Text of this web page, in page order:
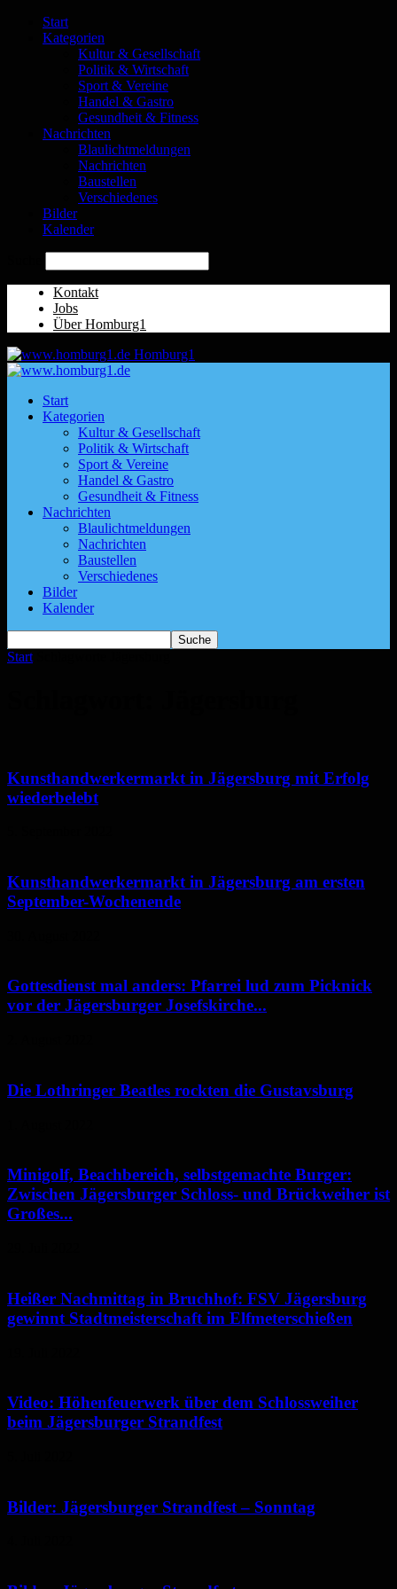
Start
Kategorien
Kultur & Gesellschaft
Politik & Wirtschaft
Sport & Vereine
Handel & Gastro
Gesundheit & Fitness
Nachrichten
Blaulichtmeldungen
Nachrichten
Baustellen
Verschiedenes
Bilder
Kalender
Kontakt
Jobs
Über Homburg1
Homburg1
Start
Kategorien
Kultur & Gesellschaft
Politik & Wirtschaft
Sport & Vereine
Handel & Gastro
Gesundheit & Fitness
Nachrichten
Blaulichtmeldungen
Nachrichten
Baustellen
Verschiedenes
Bilder
Kalender
Start
Kunsthandwerkermarkt in Jägersburg mit Erfolg
wiederbelebt
Kunsthandwerkermarkt in Jägersburg am ersten
September-Wochenende
Gottesdienst mal anders: Pfarrei lud zum Picknick
vor der Jägersburger Josefskirche...
Die Lothringer Beatles rockten die Gustavsburg
Minigolf, Beachbereich, selbstgemachte Burger:
Zwischen Jägersburger Schloss- und Brückweiher ist
Großes...
Heißer Nachmittag in Bruchhof: FSV Jägersburg
gewinnt Stadtmeisterschaft im Elfmeterschießen
Video: Höhenfeuerwerk über dem Schlossweiher
beim Jägersburger Strandfest
Bilder: Jägersburger Strandfest – Sonntag